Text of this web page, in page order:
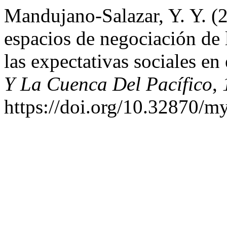
Mandujano-Salazar, Y. Y.
espacios de negociación
las expectativas sociales
Y La Cuenca Del Pacífico,
https://doi.org/10.32870/